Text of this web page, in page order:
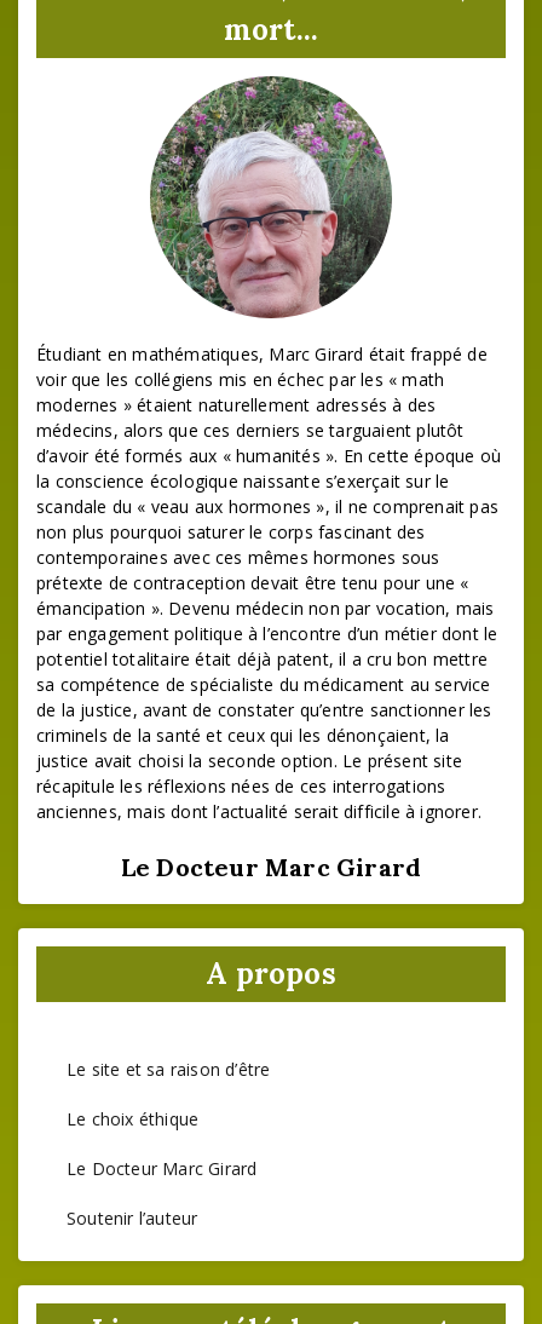
mort...
Étudiant en mathématiques, Marc Girard était frappé de
voir que les collégiens mis en échec par les « math
modernes » étaient naturellement adressés à des
médecins, alors que ces derniers se targuaient plutôt
d’avoir été formés aux « humanités ». En cette époque où
la conscience écologique naissante s’exerçait sur le
scandale du « veau aux hormones », il ne comprenait pas
non plus pourquoi saturer le corps fascinant des
contemporaines avec ces mêmes hormones sous
prétexte de contraception devait être tenu pour une «
émancipation ». Devenu médecin non par vocation, mais
par engagement politique à l’encontre d’un métier dont le
potentiel totalitaire était déjà patent, il a cru bon mettre
sa compétence de spécialiste du médicament au service
de la justice, avant de constater qu’entre sanctionner les
criminels de la santé et ceux qui les dénonçaient, la
justice avait choisi la seconde option. Le présent site
récapitule les réflexions nées de ces interrogations
anciennes, mais dont l’actualité serait difficile à ignorer.
Le Docteur Marc Girard
A propos
Le site et sa raison d’être
Le choix éthique
Le Docteur Marc Girard
Soutenir l’auteur